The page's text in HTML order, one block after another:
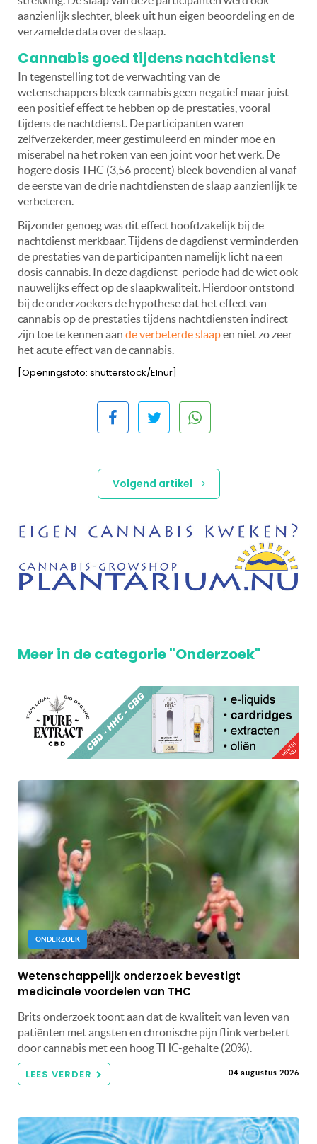
aanzienlijk slechter, bleek uit hun eigen beoordeling en de
verzamelde data over de slaap.
Cannabis goed tijdens nachtdienst
In tegenstelling tot de verwachting van de
wetenschappers bleek cannabis geen negatief maar juist
een positief effect te hebben op de prestaties, vooral
tijdens de nachtdienst. De participanten waren
zelfverzekerder, meer gestimuleerd en minder moe en
miserabel na het roken van een joint voor het werk. De
hogere dosis THC (3,56 procent) bleek bovendien al vanaf
de eerste van de drie nachtdiensten de slaap aanzienlijk te
verbeteren.
Bijzonder genoeg was dit effect hoofdzakelijk bij de
nachtdienst merkbaar. Tijdens de dagdienst verminderden
de prestaties van de participanten namelijk licht na een
dosis cannabis. In deze dagdienst-periode had de wiet ook
nauwelijks effect op de slaapkwaliteit. Hierdoor ontstond
bij de onderzoekers de hypothese dat het effect van
cannabis op de prestaties tijdens nachtdiensten indirect
zijn toe te kennen aan de verbeterde slaapen niet zo zeer
het acute effect van de cannabis.
[Openingsfoto: shutterstock/Elnur]
Volgend artikel
Meer in de categorie "Onderzoek"
ONDERZOEK
Wetenschappelijk onderzoek bevestigt
medicinale voordelen van THC
Brits onderzoek toont aan dat de kwaliteit van leven van
patiënten met angsten en chronische pijn flink verbetert
door cannabis met een hoog THC-gehalte (20%).
LEES VERDER 04 augustus 2026